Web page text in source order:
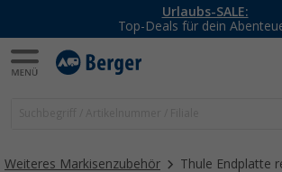
Urlaubs-SALE:
Top-Deals für dein
Weiteres Markisenzubehör
Thule Endplatte